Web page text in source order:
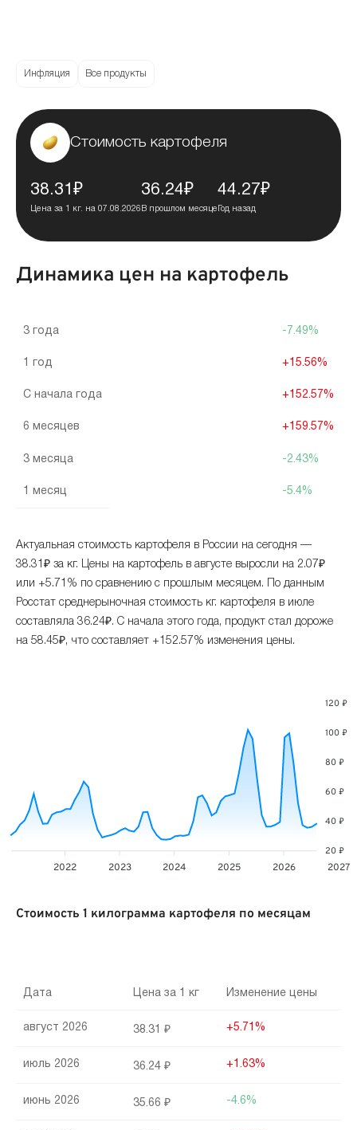
Инфляция Все продукты
Стоимость картофеля
38.31₽
Цена за 1 кг. на 07.08.2026
36.24₽
В прошлом месяце
44.27₽
Год назад
Динамика цен на картофель
3 года
1 год
С начала года
6 месяцев
3 месяца
1 месяц
-7.49%
+15.56%
+152.57%
+159.57%
-2.43%
-5.4%
Актуальная стоимость картофеля в России на сегодня —
38.31₽ за кг. Цены на картофель в августе выросли на 2.07₽
или +5.71% по сравнению с прошлым месяцем. По данным
Росстат среднерыночная стоимость кг. картофеля в июле
составляла 36.24₽. С начала этого года, продукт стал дороже
на 58.45₽, что составляет +152.57% изменения цены.
120 ₽
100 ₽
80 ₽
60 ₽
40 ₽
20 ₽
2022 2023 2024 2025 2026 2027
Стоимость 1 килограмма картофеля по месяцам
Дата Цена за 1 кг Изменение цены
август 2026 38.31 ₽ +5.71%
июль 2026 36.24 ₽ +1.63%
июнь 2026 35.66 ₽ -4.6%